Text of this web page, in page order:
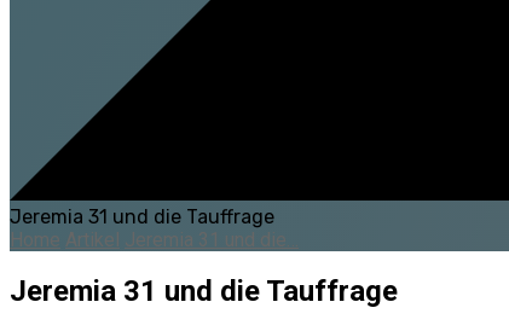
Jeremia 31 und die Tauffrage
Home Artikel Jeremia 31 und die…
Jeremia 31 und die Tauffrage